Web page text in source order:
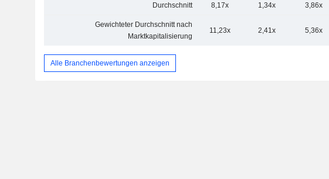
Durchschnitt 8,17x 1,34x 3,86x
Gewichteter Durchschnitt nach
Marktkapitalisierung
11,23x 2,41x 5,36x
Alle Branchenbewertungen anzeigen